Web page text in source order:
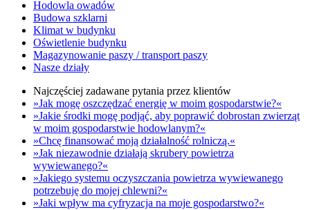
Hodowla owadów
Budowa szklarni
Klimat w budynku
Oświetlenie budynku
Magazynowanie paszy / transport paszy
Nasze działy
Najczęściej zadawane pytania przez klientów
»Jak mogę oszczędzać energię w moim gospodarstwie?«
»Jakie środki mogę podjąć, aby poprawić dobrostan zwierząt
w moim gospodarstwie hodowlanym?«
»Chcę finansować moją działalność rolniczą.«
»Jak niezawodnie działają skrubery powietrza
wywiewanego?«
»Jakiego systemu oczyszczania powietrza wywiewanego
potrzebuję do mojej chlewni?«
»Jaki wpływ ma cyfryzacja na moje gospodarstwo?«